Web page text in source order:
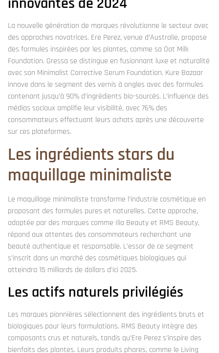
La nouvelle génération de marques révolutionne le secteur avec
des approches novatrices. Ere Perez, venue d’Australie, propose
des formules inspirées par les plantes, comme sa Oat Milk
Foundation. Gressa se distingue en fusionnant luxe et naturalité
avec son Minimalist Corrective Serum Foundation. Kure Bazaar
innove dans le segment des vernis à ongles avec des formules
contenant jusqu’à 90% d’ingrédients bio-sourcés. L’influence des
médias sociaux amplifie leur visibilité, avec 76% des
consommateurs effectuant leurs achats après une découverte
sur ces plateformes.
Les ingrédients stars du
maquillage minimaliste
Le maquillage minimaliste transforme l’industrie cosmétique en
proposant des formules pures et naturelles. Cette approche,
adoptée par des marques comme Ilia Beauty et RMS Beauty,
répond aux attentes des consommateurs recherchant une
beauté authentique et responsable. L’essor de ce segment
s’inscrit dans un marché des cosmétiques biologiques qui
atteindra 15 milliards de dollars d’ici 2025.
Les actifs naturels privilégiés
Les marques pionnières sélectionnent des ingrédients bruts et
biologiques pour leurs formulations. RMS Beauty intègre des
composants crus et naturels, tandis qu’Ere Perez s’inspire des
bienfaits des plantes. Leurs produits phares, comme le Living